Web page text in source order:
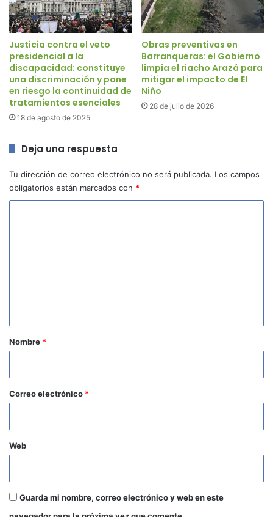
Justicia contra el veto
presidencial a la
discapacidad: constituye
una discriminación y pone
en riesgo la continuidad de
tratamientos esenciales
18 de agosto de 2025
Obras preventivas en
Barranqueras: el Gobierno
limpia el riacho Arazá para
mitigar el impacto de El
Niño
28 de julio de 2026
Deja una respuesta
Tu dirección de correo electrónico no será publicada. Los campos
obligatorios están marcados con *
r
*
Nombre *
Correo electrónico *
Web
Guarda mi nombre, correo electrónico y web en este